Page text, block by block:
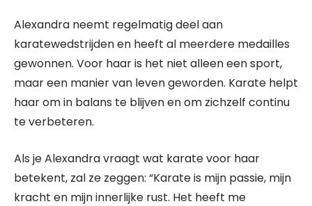
Alexandra neemt regelmatig deel aan
karatewedstrijden en heeft al meerdere medailles
gewonnen. Voor haar is het niet alleen een sport,
maar een manier van leven geworden. Karate helpt
haar om in balans te blijven en om zichzelf continu
te verbeteren.
Als je Alexandra vraagt wat karate voor haar
betekent, zal ze zeggen: “Karate is mijn passie, mijn
kracht en mijn innerlijke rust. Het heeft me